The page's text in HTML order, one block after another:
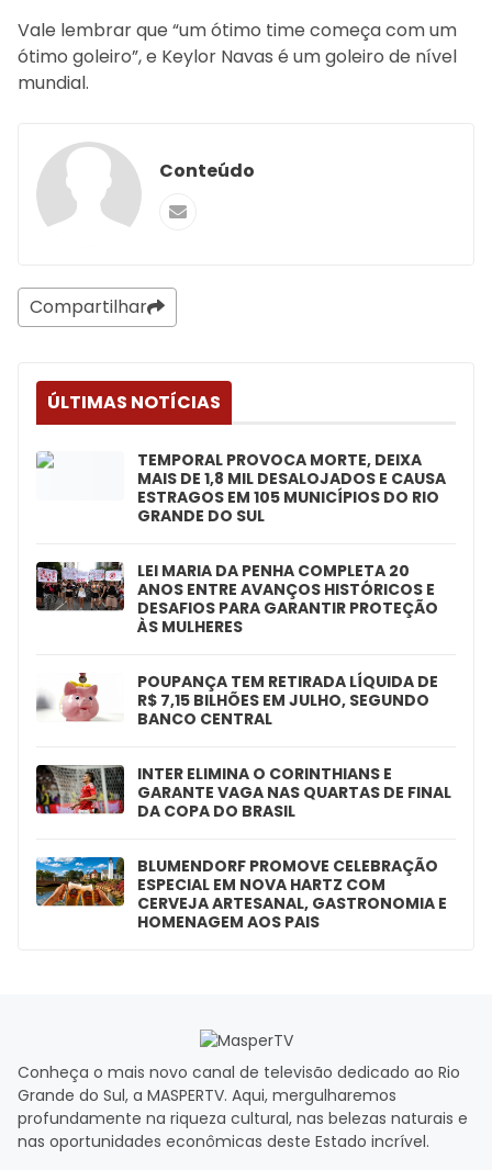
Vale lembrar que “um ótimo time começa com um
ótimo goleiro”, e Keylor Navas é um goleiro de nível
mundial.
Conteúdo
Compartilhar
ÚLTIMAS NOTÍCIAS
TEMPORAL PROVOCA MORTE, DEIXA
MAIS DE 1,8 MIL DESALOJADOS E CAUSA
ESTRAGOS EM 105 MUNICÍPIOS DO RIO
GRANDE DO SUL
LEI MARIA DA PENHA COMPLETA 20
ANOS ENTRE AVANÇOS HISTÓRICOS E
DESAFIOS PARA GARANTIR PROTEÇÃO
ÀS MULHERES
POUPANÇA TEM RETIRADA LÍQUIDA DE
R$ 7,15 BILHÕES EM JULHO, SEGUNDO
BANCO CENTRAL
INTER ELIMINA O CORINTHIANS E
GARANTE VAGA NAS QUARTAS DE FINAL
DA COPA DO BRASIL
BLUMENDORF PROMOVE CELEBRAÇÃO
ESPECIAL EM NOVA HARTZ COM
CERVEJA ARTESANAL, GASTRONOMIA E
HOMENAGEM AOS PAIS
Conheça o mais novo canal de televisão dedicado ao Rio
Grande do Sul, a MASPERTV. Aqui, mergulharemos
profundamente na riqueza cultural, nas belezas naturais e
nas oportunidades econômicas deste Estado incrível.